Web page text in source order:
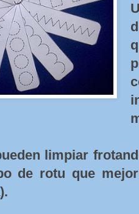
limpiar
de rotu que